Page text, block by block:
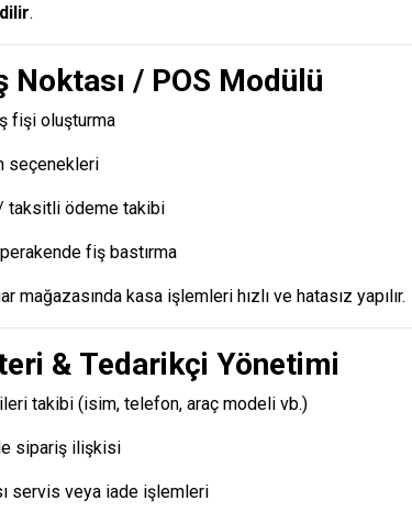
.
Noktası / POS Modülü
fişi oluşturma
seçenekleri
taksitli ödeme takibi
fiş bastırma
mağazasında kasa işlemleri hızlı ve hatasız yapılır.
& Tedarikçi Yönetimi
takibi (isim, telefon, araç modeli vb.)
sipariş ilişkisi
servis veya iade işlemleri